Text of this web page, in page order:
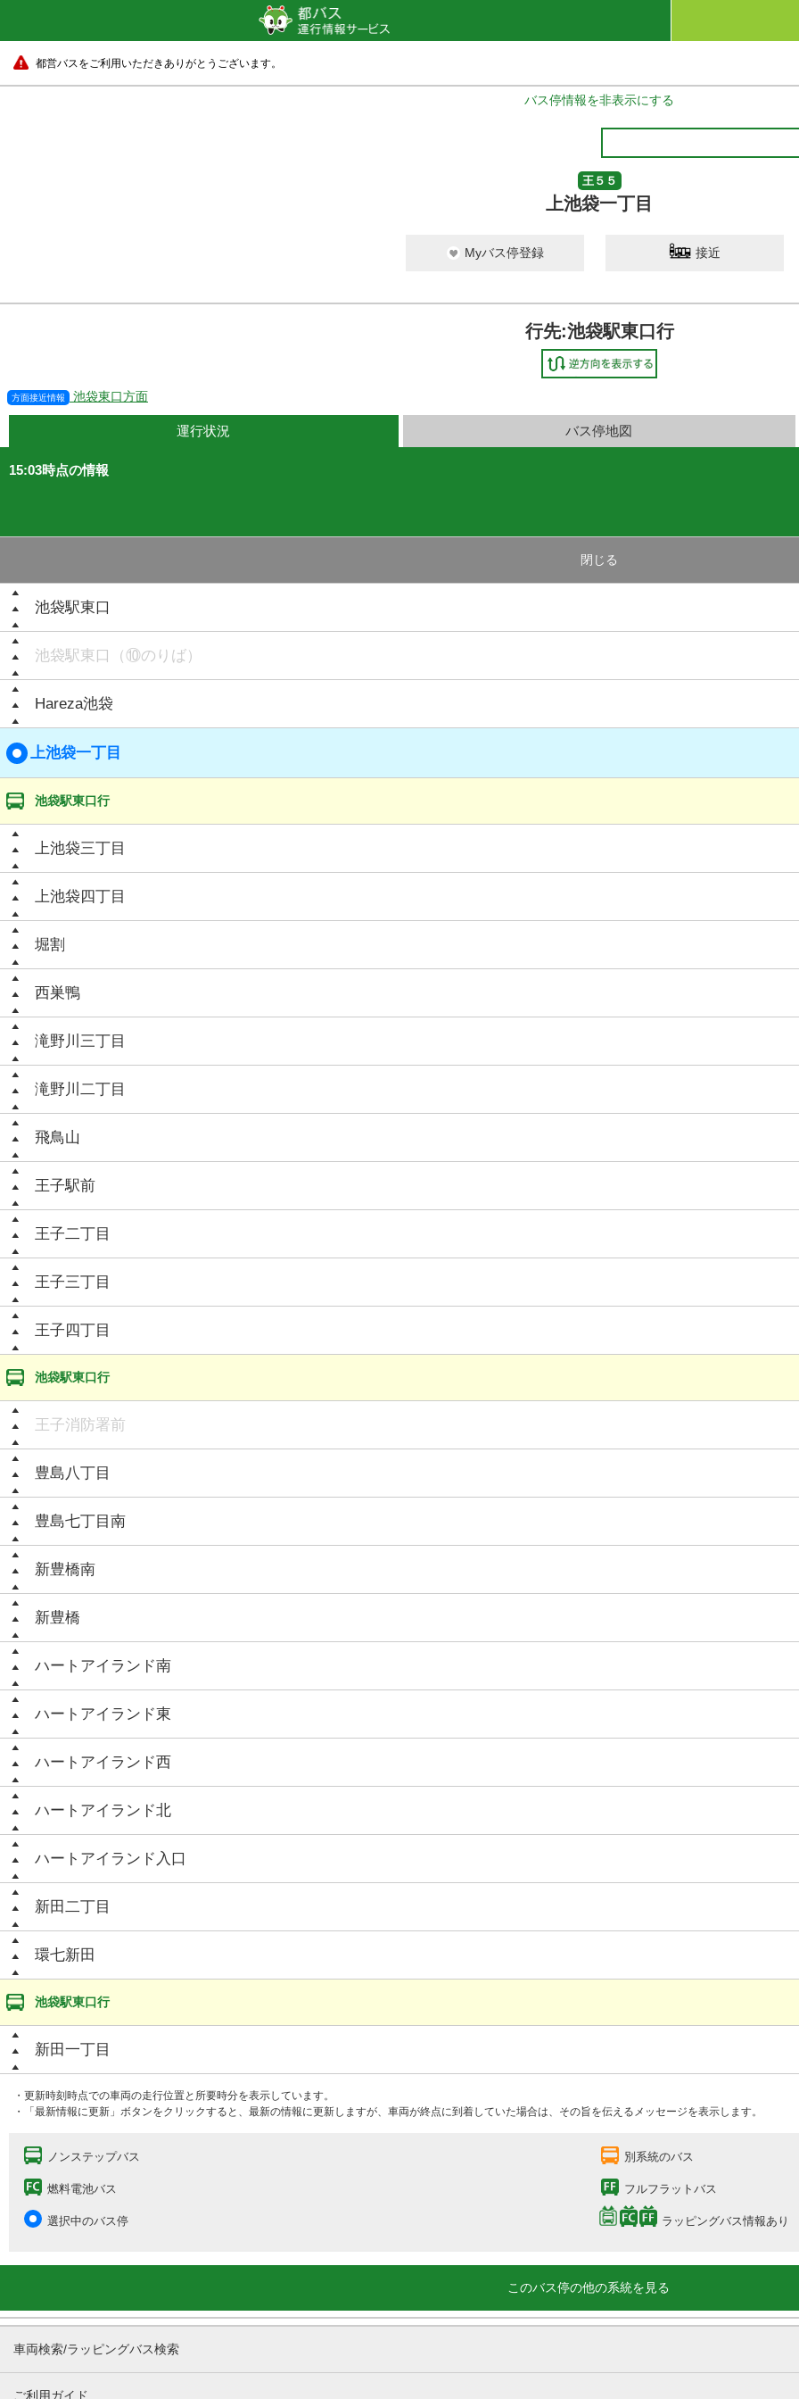
都営バスをご利用いただきありがとうございます。
バス停情報を非表示にする
王５５
上池袋一丁目
Myバス停登録 接近
行先:池袋駅東口行
方面接近情報 池袋東口方面
運行状況 バス停地図
15:03時点の情報
閉じる
池袋駅東口
池袋駅東口（⑩のりば）
Hareza池袋
上池袋一丁目
池袋駅東口行
上池袋三丁目
上池袋四丁目
堀割
西巣鴨
滝野川三丁目
滝野川二丁目
飛鳥山
王子駅前
王子二丁目
王子三丁目
王子四丁目
池袋駅東口行
王子消防署前
豊島八丁目
豊島七丁目南
新豊橋南
新豊橋
ハートアイランド南
ハートアイランド東
ハートアイランド西
ハートアイランド北
ハートアイランド入口
新田二丁目
環七新田
池袋駅東口行
新田一丁目
・更新時刻時点での車両の走行位置と所要時分を表示しています。
・「最新情報に更新」ボタンをクリックすると、最新の情報に更新しますが、車両が終点に到着していた場合は、その旨を伝えるメッセージを表示します。
ノンステップバス 別系統のバス
燃料電池バス フルフラットバス
選択中のバス停 ラッピングバス情報あり
このバス停の他の系統を見る
車両検索/ラッピングバス検索
ご利用ガイド